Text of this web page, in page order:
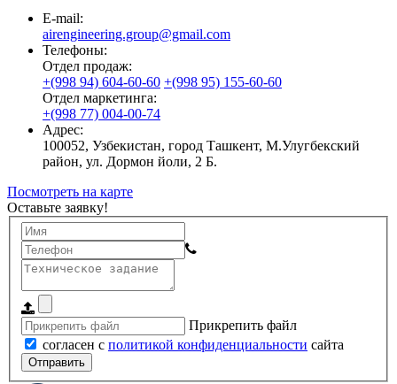
E-mail:
airengineering.group@gmail.com
Телефоны:
Отдел продаж:
+(998 94) 604-60-60 +(998 95) 155-60-60
Отдел маркетинга:
+(998 77) 004-00-74
Адрес:
100052, Узбекистан, город Ташкент, М.Улугбекский
район, ул. Дормон йоли, 2 Б.
Посмотреть на карте
Оставьте заявку!
Прикрепить файл
согласен с политикой конфиденциальности сайта
Отправить